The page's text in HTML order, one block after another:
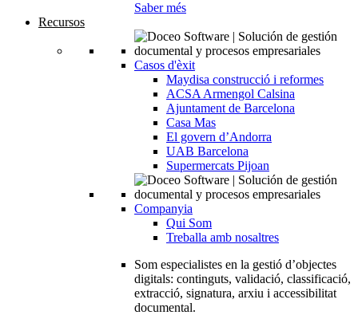
Saber més
Recursos
Casos d'èxit
Maydisa construcció i reformes
ACSA Armengol Calsina
Ajuntament de Barcelona
Casa Mas
El govern d’Andorra
UAB Barcelona
Supermercats Pijoan
Companyia
Qui Som
Treballa amb nosaltres
Som especialistes en la gestió d’objectes
digitals: continguts, validació, classificació,
extracció, signatura, arxiu i accessibilitat
documental.